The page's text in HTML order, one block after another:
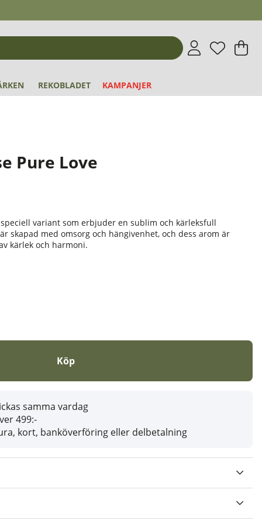
Antal i
. .
REKOBLADET KAMPANJER
Pure Love
speciell variant som erbjuder en sublim och kärleksfull
skapad med omsorg och hängivenhet, och dess arom är
kärlek och harmoni.
Köp
samma vardag
499:-
kort, banköverföring eller delbetalning